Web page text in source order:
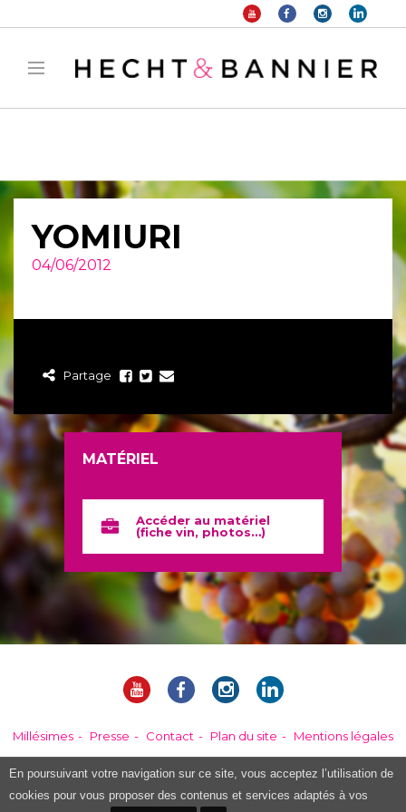
En poursuivant votre navigation sur ce site, vous acceptez l’utilisation de
cookies pour vous proposer des contenus et services adaptés à vos
: filter_var() expects parameter 2 to be long, string given in
manager/public/frontend.phpon line 1149
YOMIURI
04/06/2012
Partage
MATÉRIEL
Accéder au matériel
(fiche vin, photos…)
Millésimes Presse Contact Plan du site Mentions légales
L'abus d'alcool est dangereux pour la santé. Consommer avec modération.